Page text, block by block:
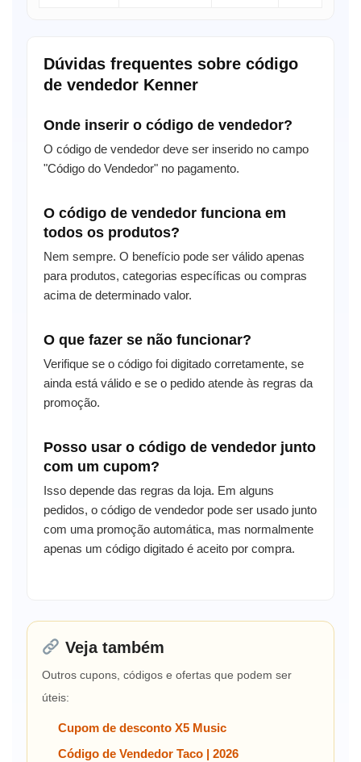
Dúvidas frequentes sobre código
de vendedor Kenner
Onde inserir o código de vendedor?
O código de vendedor deve ser inserido no campo
"Código do Vendedor" no pagamento.
O código de vendedor funciona em
todos os produtos?
Nem sempre. O benefício pode ser válido apenas
para produtos, categorias específicas ou compras
acima de determinado valor.
O que fazer se não funcionar?
Verifique se o código foi digitado corretamente, se
ainda está válido e se o pedido atende às regras da
promoção.
Posso usar o código de vendedor junto
com um cupom?
Isso depende das regras da loja. Em alguns
pedidos, o código de vendedor pode ser usado junto
com uma promoção automática, mas normalmente
apenas um código digitado é aceito por compra.
Veja também
Outros cupons, códigos e ofertas que podem ser
úteis:
Cupom de desconto X5 Music
Código de Vendedor Taco | 2026